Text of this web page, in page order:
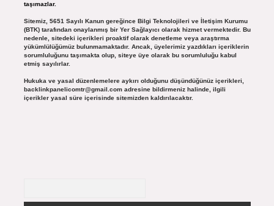
taşımazlar.
Sitemiz, 5651 Sayılı Kanun gereğince Bilgi Teknolojileri ve İletişim Kurumu
(BTK) tarafından onaylanmış bir Yer Sağlayıcı olarak hizmet vermektedir. Bu
nedenle, sitedeki içerikleri proaktif olarak denetleme veya araştırma
yükümlülüğümüz bulunmamaktadır. Ancak, üyelerimiz yazdıkları içeriklerin
sorumluluğunu taşımakta olup, siteye üye olarak bu sorumluluğu kabul
etmiş sayılırlar.
Hukuka ve yasal düzenlemelere aykırı olduğunu düşündüğünüz içerikleri,
backlinkpanelicomtr@gmail.comadresine bildirmeniz halinde, ilgili
içerikler yasal süre içerisinde sitemizden kaldırılacaktır.